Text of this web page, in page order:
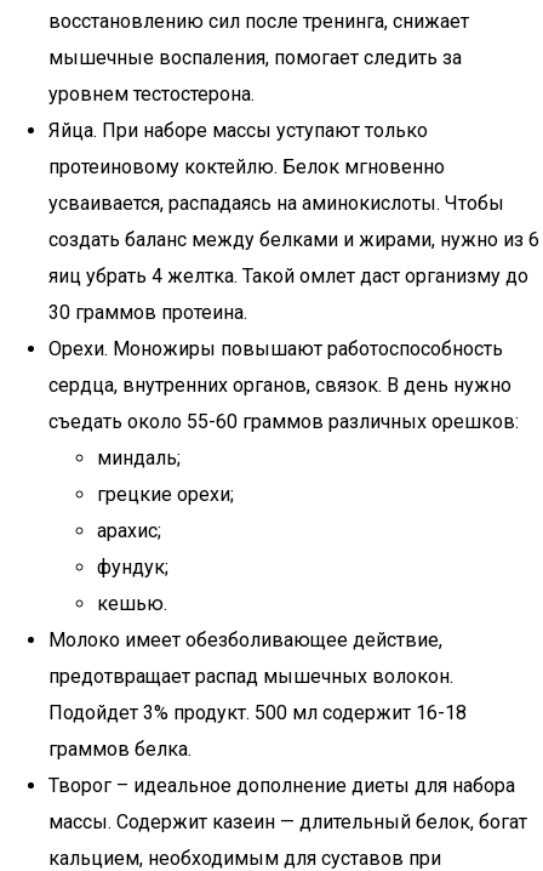
восстановлению сил после тренинга, снижает
мышечные воспаления, помогает следить за
уровнем тестостерона.
Яйца. При наборе массы уступают только
протеиновому коктейлю. Белок мгновенно
усваивается, распадаясь на аминокислоты. Чтобы
создать баланс между белками и жирами, нужно из 6
яиц убрать 4 желтка. Такой омлет даст организму до
30 граммов протеина.
Орехи. Моножиры повышают работоспособность
сердца, внутренних органов, связок. В день нужно
съедать около 55-60 граммов различных орешков:
миндаль;
грецкие орехи;
арахис;
фундук;
кешью.
Молоко имеет обезболивающее действие,
предотвращает распад мышечных волокон.
Подойдет 3% продукт. 500 мл содержит 16-18
граммов белка.
Творог – идеальное дополнение диеты для набора
массы. Содержит казеин — длительный белок, богат
кальцием, необходимым для суставов при